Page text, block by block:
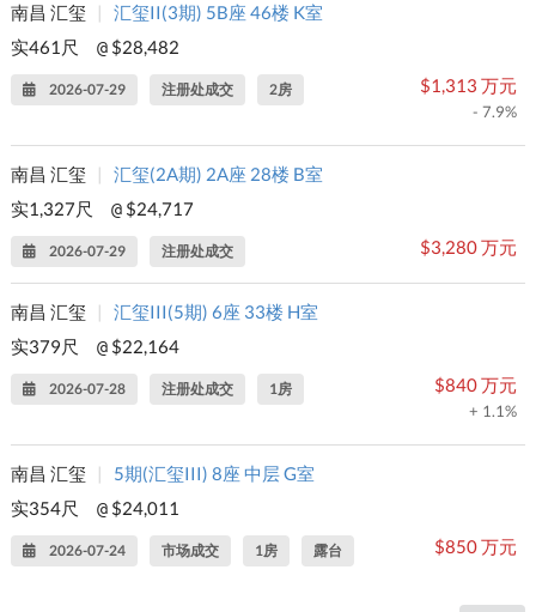
南昌 汇玺 |
汇玺II(3期) 5B座 46楼 K室
实461尺
@ $28,482
2026-07-29 注册处成交 2房 $1,313 万元
- 7.9%
南昌 汇玺 |
汇玺(2A期) 2A座 28楼 B室
实1,327尺
@ $24,717
2026-07-29 注册处成交 $3,280 万元
南昌 汇玺 |
汇玺III(5期) 6座 33楼 H室
实379尺
@ $22,164
2026-07-28 注册处成交 1房 $840 万元
+ 1.1%
南昌 汇玺 |
5期(汇玺III) 8座 中层 G室
实354尺
@ $24,011
2026-07-24 市场成交 1房 露台 $850 万元